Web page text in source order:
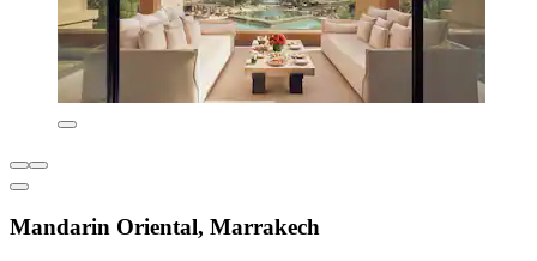
Mandarin Oriental, Marrakech